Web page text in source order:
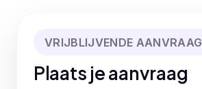
VRIJBLIJVENDE AANVRAAG
Plaats je aanvraag